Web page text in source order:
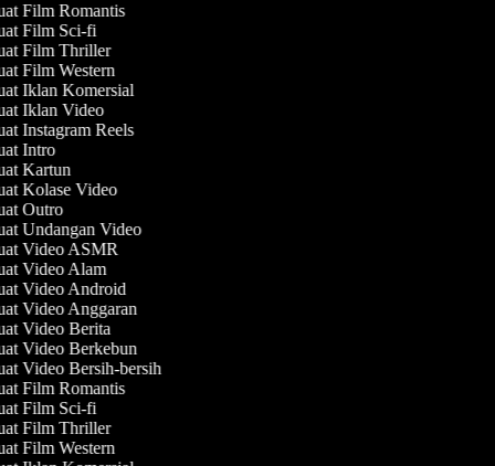
Film Romantis
Film Sci-fi
Film Thriller
Film Western
Iklan Komersial
Iklan Video
Instagram Reels
Intro
Kartun
Kolase Video
Outro
Undangan Video
Video ASMR
Video Alam
Video Android
Video Anggaran
Video Berita
Video Berkebun
Video Bersih-bersih
Film Romantis
Film Sci-fi
Film Thriller
Film Western